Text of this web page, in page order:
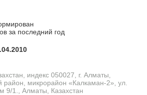
за последний год
индекс 050027, г. Алматы,
район, микрорайон «Калкаман-2», ул.
9/1., Алматы, Казахстан